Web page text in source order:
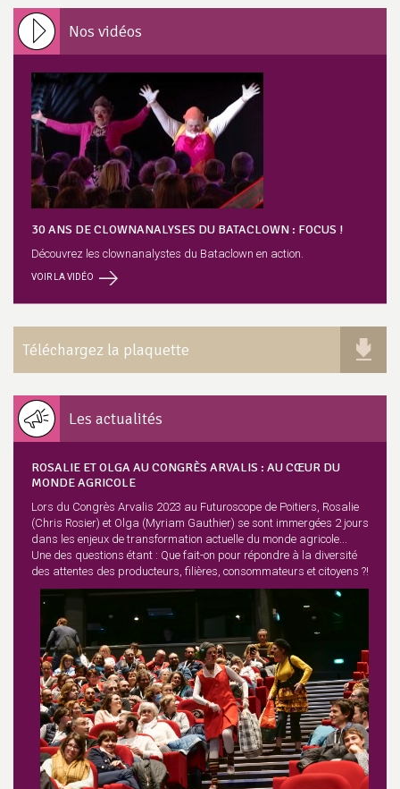
Nos vidéos
30 ANS DE CLOWNANALYSES DU BATACLOWN : FOCUS !
Découvrez les clownanalystes du Bataclown en action.
VOIR LA VIDÉO
Téléchargez la plaquette
Les actualités
ROSALIE ET OLGA AU CONGRÈS ARVALIS : AU CŒUR DU
MONDE AGRICOLE
Lors du Congrès Arvalis 2023 au Futuroscope de Poitiers, Rosalie
(Chris Rosier) et Olga (Myriam Gauthier) se sont immergées 2 jours
dans les enjeux de transformation actuelle du monde agricole...
Une des questions étant : Que fait-on pour répondre à la diversité
des attentes des producteurs, filières, consommateurs et citoyens ?!